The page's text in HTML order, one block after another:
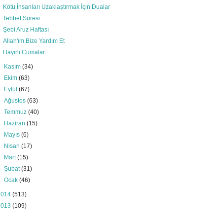
Kötü İnsanları Uzaklaştırmak İçin Dualar
Tebbet Suresi
Şebi Aruz Haftası
Allah'ım Bize Yardım Et
Hayırlı Cumalar
Kasım(34)
Ekim(63)
Eylül(67)
Ağustos(63)
Temmuz(40)
Haziran(15)
Mayıs(6)
Nisan(17)
Mart(15)
Şubat(31)
Ocak(46)
(513)
(109)